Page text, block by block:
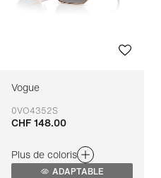
Vogue
0VO4352S
Adaptable
CHF 148.00
Plus de coloris
ADAPTABLE